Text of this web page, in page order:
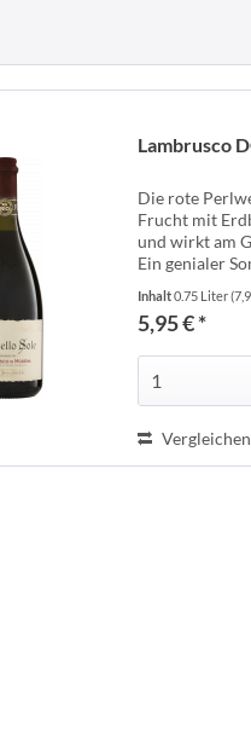
Lambrusco
Die rote
Frucht mit
und wirkt am
Ein genialer
Inhalt0.75 Liter
5,95 € *
Vergleichen